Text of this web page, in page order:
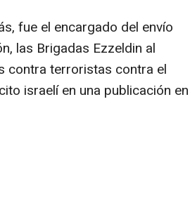
fue el encargado del envío
las Brigadas Ezzeldin al
contra terroristas contra el
israelí en una publicación en